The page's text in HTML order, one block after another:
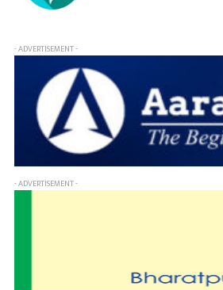
- ADVERTISEMENT -
- ADVERTISEMENT -